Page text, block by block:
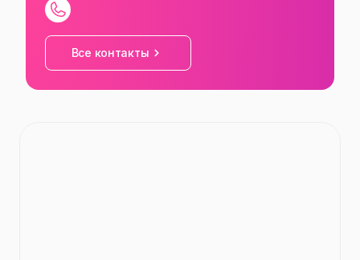
СБ
Все контакты